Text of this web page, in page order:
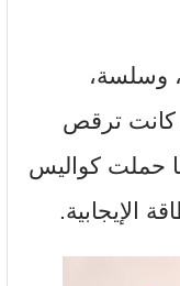
وسلسة،
كانت ترقص
حملت كواليس
الإيجابية.